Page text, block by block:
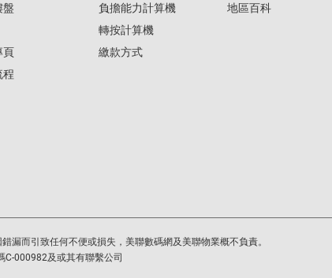
盤
頁
程
負擔能力計算機
轉按計算機
繳款方式
地區百科
漏而引致任何不便或損失，美聯數碼網及美聯物業概不負責。
C-000982及或其有聯繫公司